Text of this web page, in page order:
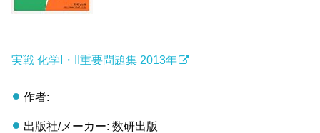
実戦 化学I・II重要問題集 2013年
作者:
出版社/メーカー: 数研出版